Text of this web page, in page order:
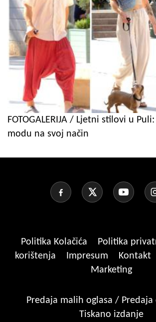
FOTOGALERIJA / Ljetni stilovi u
modu na svoj način
Politika Kolačića Politika
korištenja
Impresum Kontakt
Marketing
Predaja malih oglasa /
Tiskano izdanje